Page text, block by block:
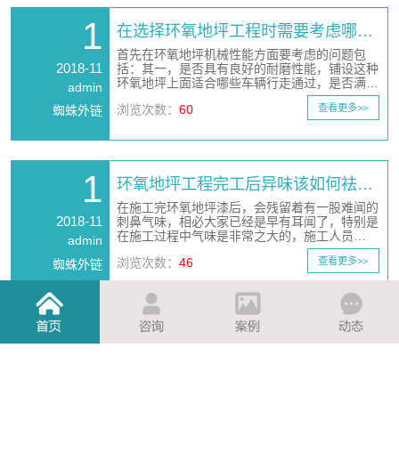
1
2018-11
admin
蜘蛛外链
在选择环氧地坪工程时需要考虑哪…
首先在环氧地坪机械性能方面要考虑的问题包
括：其一，是否具有良好的耐磨性能，铺设这种
环氧地坪上面适合哪些车辆行走通过，是否满…
浏览次数：60 查看更多>>
1
2018-11
admin
蜘蛛外链
环氧地坪工程完工后异味该如何袪…
在施工完环氧地坪漆后，会残留着有一股难闻的
刺鼻气味，相必大家已经是早有耳闻了，特别是
在施工过程中气味是非常之大的，施工人员…
浏览次数：46 查看更多>>
1 环氧地坪漆施工过程中如何控制漆…